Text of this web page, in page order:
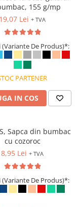
155 g/mp
19,07 Lei + TVA
(Variante De Produs)*:
PARTENER
IN COS
Sapca din bumbac
cu cozoroc
8,95 Lei + TVA
(Variante De Produs)*: